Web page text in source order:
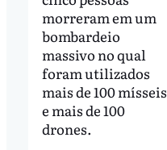
morreram em um
bombardeio
massivo no qual
foram utilizados
mais de 100 mísseis
e mais de 100
drones.